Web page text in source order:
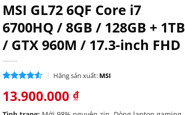
MSI GL72 6QF Core i7
6700HQ / 8GB / 128GB + 1TB
/ GTX 960M / 17.3-inch FHD
Hãng sản xuất: MSI
5 dựa trên
đánh giá
13.900.000₫